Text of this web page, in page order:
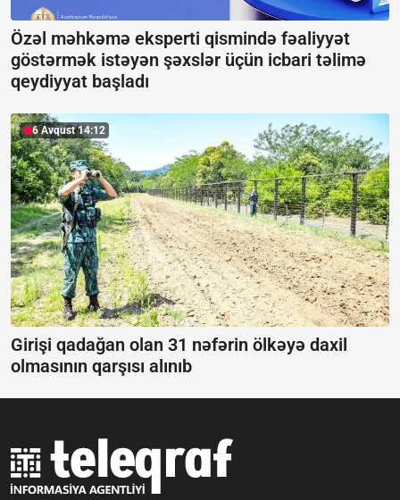
Özəl məhkəmə eksperti qismində fəaliyyət
göstərmək istəyən şəxslər üçün icbari təlimə
qeydiyyat başladı
6 Avqust 14:12
Girişi qadağan olan 31 nəfərin ölkəyə daxil
olmasının qarşısı alınıb